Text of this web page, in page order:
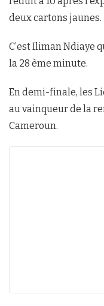
deux cartons jaunes.
C’est Iliman Ndiaye
la 28 ème minute.
En demi-finale, les
au vainqueur de la
Cameroun.